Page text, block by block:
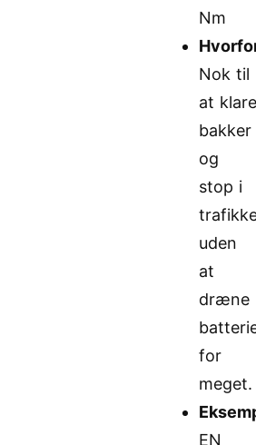
Nm
Nok til
at klare
bakker
og
stop i
uden
at
dræne
for
meget.
EN